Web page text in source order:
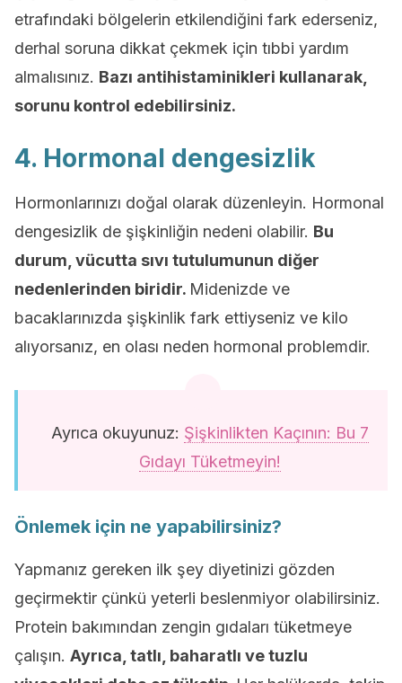
etrafındaki bölgelerin etkilendiğini fark ederseniz,
derhal soruna dikkat çekmek için tıbbi yardım
almalısınız. Bazı antihistaminikleri kullanarak,
sorunu kontrol edebilirsiniz.
4. Hormonal dengesizlik
Hormonlarınızı doğal olarak düzenleyin. Hormonal
dengesizlik de şişkinliğin nedeni olabilir. Bu
durum, vücutta sıvı tutulumunun diğer
nedenlerinden biridir. Midenizde ve
bacaklarınızda şişkinlik fark ettiyseniz ve kilo
alıyorsanız, en olası neden hormonal problemdir.
Ayrıca okuyunuz: Şişkinlikten Kaçının: Bu 7
Gıdayı Tüketmeyin!
Önlemek için ne yapabilirsiniz?
Yapmanız gereken ilk şey diyetinizi gözden
geçirmektir çünkü yeterli beslenmiyor olabilirsiniz.
Protein bakımından zengin gıdaları tüketmeye
çalışın. Ayrıca, tatlı, baharatlı ve tuzlu